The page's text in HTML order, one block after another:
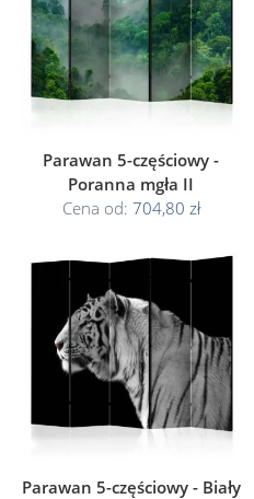
Parawan 5-częściowy -
Poranna mgła II
Cena od: 704,80 zł
Parawan 5-częściowy - Biały